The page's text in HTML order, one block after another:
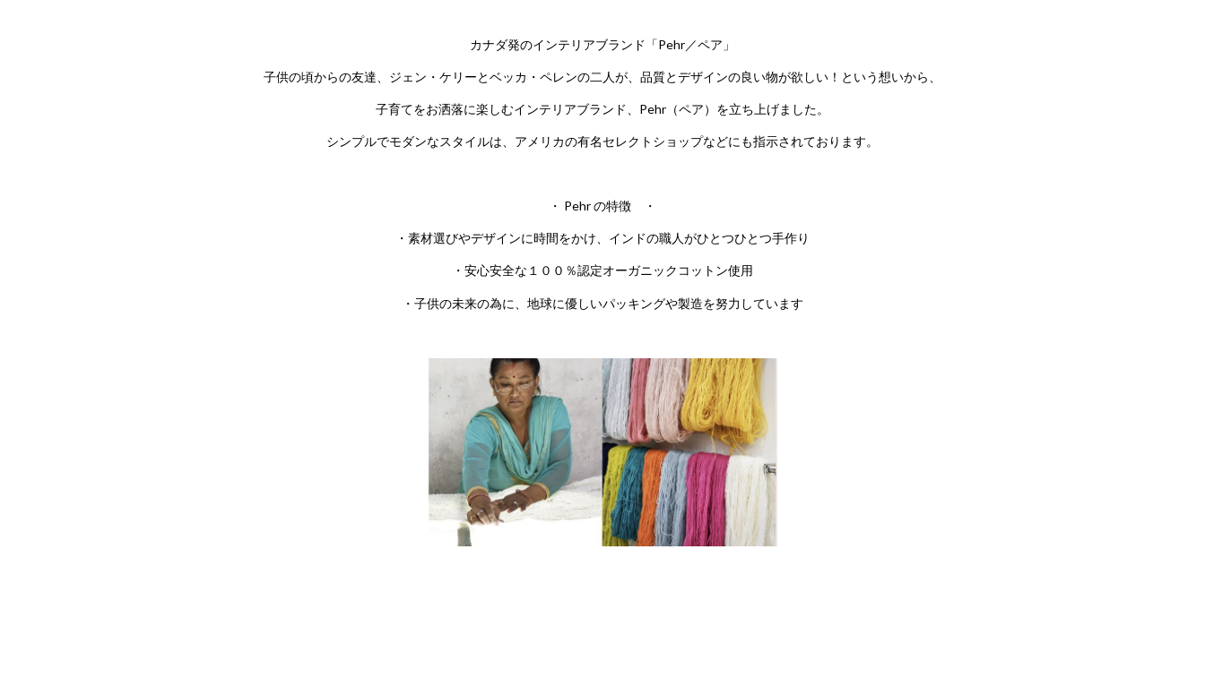
カナダ発のインテリアブランド「Pehr／ペア」
子供の頃からの友達、ジェン・ケリーとベッカ・ペレンの二人が、品質とデザインの良い物が欲しい！という想いから、
子育てをお洒落に楽しむインテリアブランド、Pehr（ペア）を立ち上げました。
シンプルでモダンなスタイルは、アメリカの有名セレクトショップなどにも指示されております。
・ Pehr の特徴 ・
・素材選びやデザインに時間をかけ、インドの職人がひとつひとつ手作り
・安心安全な１００％認定オーガニックコットン使用
・子供の未来の為に、地球に優しいパッキングや製造を努力しています